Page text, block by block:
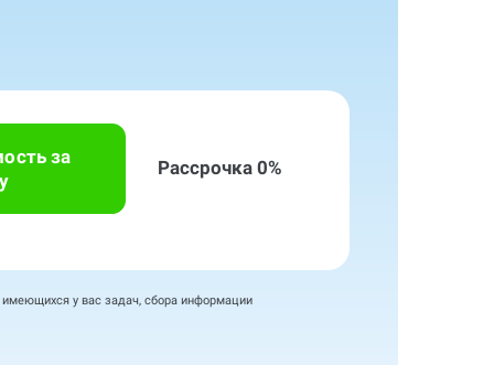
за
Рассрочка 0%
имеющихся у вас задач, сбора информации